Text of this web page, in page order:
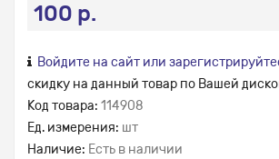
100 р.
Войдите на сайт или
скидку на данный товар по Вашей
Код товара: 114908
Ед. измерения: шт
Наличие: Есть в наличии